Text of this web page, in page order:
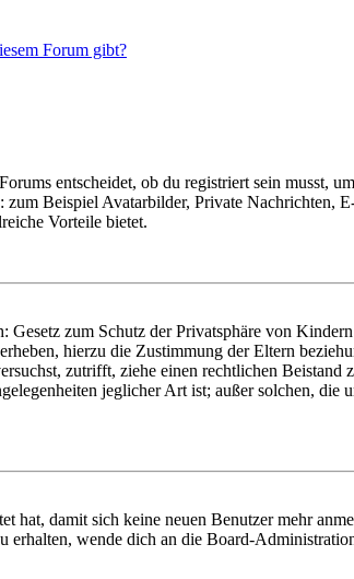
Forum gibt?
entscheidet, ob du registriert sein musst,
Beispiel Avatarbilder, Private Nachrichten,
Vorteile bietet.
zum Schutz der Privatsphäre von
hierzu die Zustimmung der Eltern
zutrifft, ziehe einen rechtlichen
jeglicher Art ist; außer solchen,
damit sich keine neuen Benutzer mehr
erhalten, wende dich an die Board-